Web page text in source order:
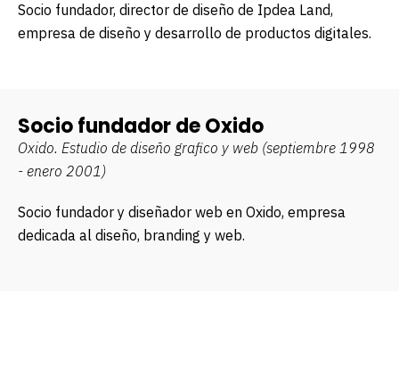
Socio fundador, director de diseño de Ipdea Land,
empresa de diseño y desarrollo de productos digitales.
Socio fundador de Oxido
Oxido. Estudio de diseño grafico y web (septiembre 1998
- enero 2001)
Socio fundador y diseñador web en Oxido, empresa
dedicada al diseño, branding y web.